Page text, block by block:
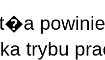
trybu